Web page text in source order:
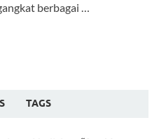
berbagai …
TAGS